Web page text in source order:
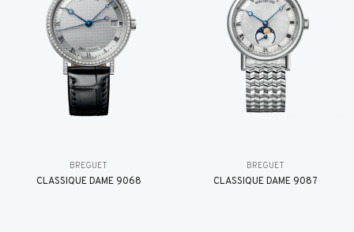
BREGUET
CLASSIQUE DAME 9068
BREGUET
CLASSIQUE DAME 9087